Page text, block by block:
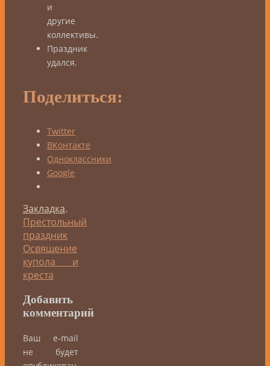
и
другие
коллективы.
Праздник
удался.
Поделиться:
Twitter
ВКонтакте
Одноклассники
Google
Закладка.
Престольный
праздник
Освящение
купола и
креста
Добавить
комментарий
Ваш e-mail
не будет